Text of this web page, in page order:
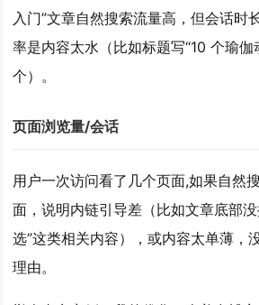
入门”文章自然搜索流量高，但会话时
率是内容太水（比如标题写“10 个瑜
个）。
页面浏览量/会话
用户一次访问看了几个页面,如果自然
面，说明内链引导差 （比如文章底部
选”这类相关内容），或内容太单薄，
理由。